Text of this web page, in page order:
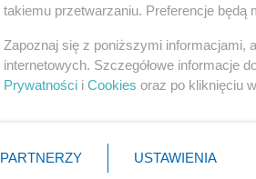
Prezydent
NATO
KO
takiemu przetwarzaniu. Preferencje będą
Zapoznaj się z poniższymi informacjami,
internetowych. Szczegółowe informacje
Prywatności i Cookies oraz po kliknięciu
PARTNERZY USTAWIENIA